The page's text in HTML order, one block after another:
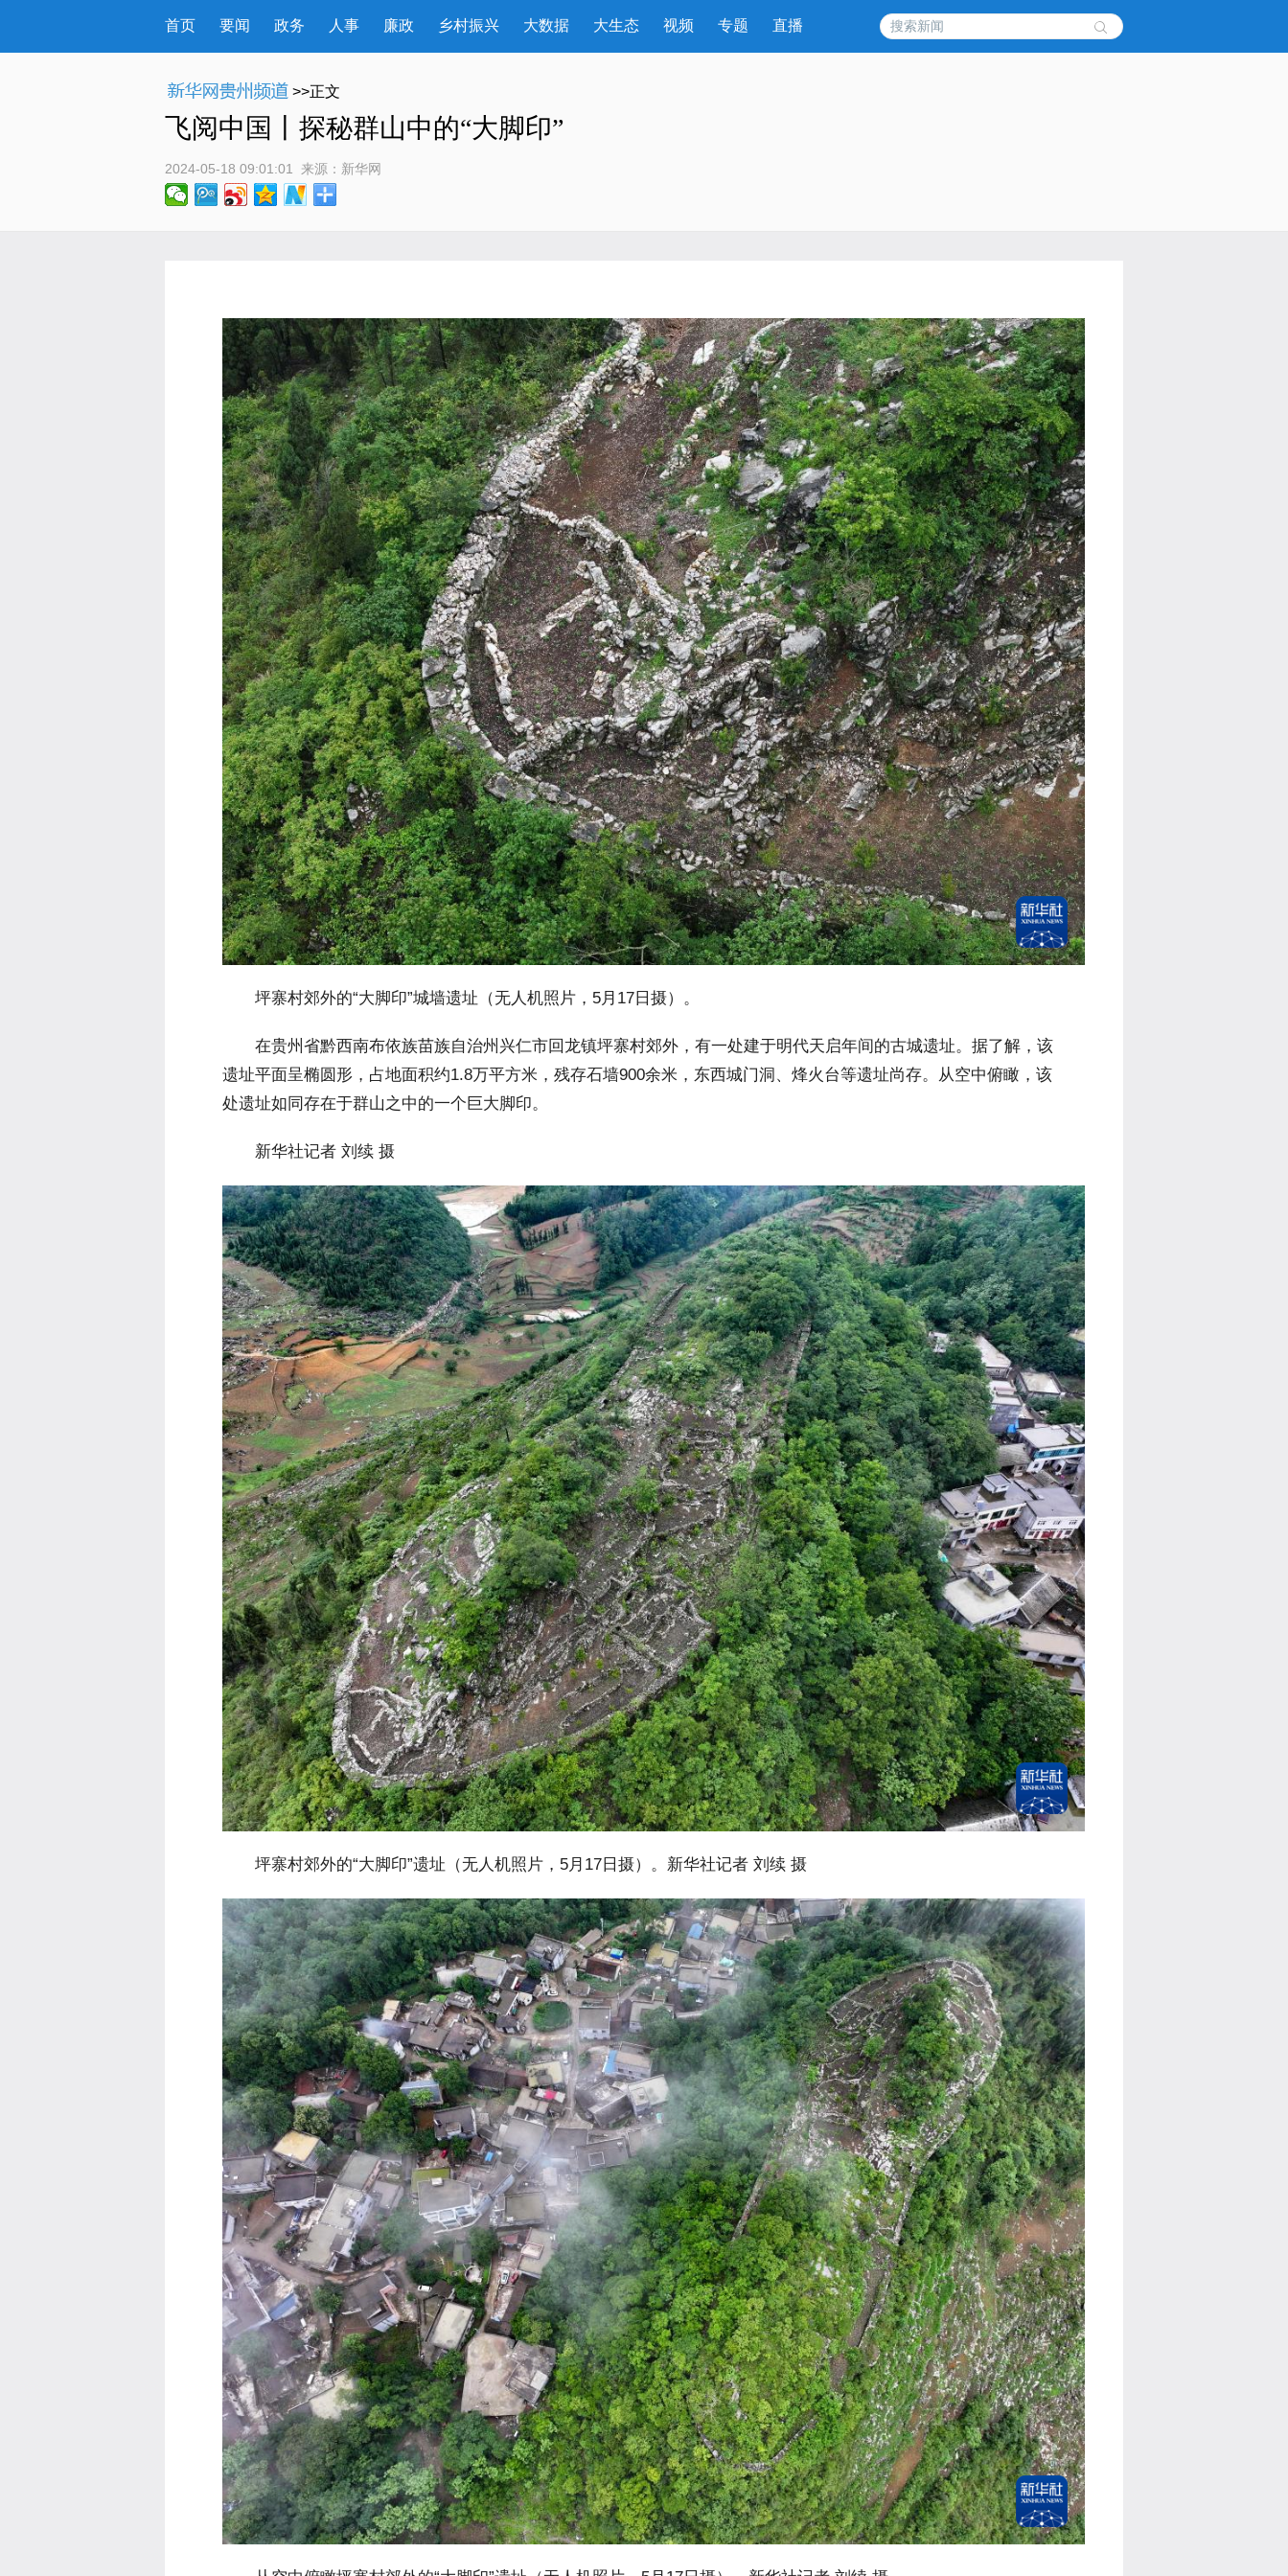
首页 要闻 政务 人事 廉政 乡村振兴 大数据 大生态 视频 专题 直播
>>正文
飞阅中国丨探秘群山中的“大脚印”
2024-05-18 09:01:01 来源： 新华网
坪寨村郊外的“大脚印”城墙遗址（无人机照片，5月17日摄）。
在贵州省黔西南布依族苗族自治州兴仁市回龙镇坪寨村郊外，有一处建于明代天启年间的古城遗址。据了解，该
遗址平面呈椭圆形，占地面积约1.8万平方米，残存石墙900余米，东西城门洞、烽火台等遗址尚存。从空中俯瞰，该
处遗址如同存在于群山之中的一个巨大脚印。
新华社记者 刘续 摄
坪寨村郊外的“大脚印”遗址（无人机照片，5月17日摄）。新华社记者 刘续 摄